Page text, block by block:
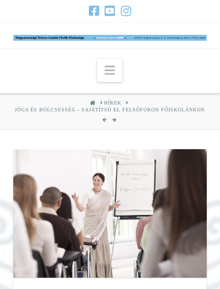
Navigation
HOMEHÍREK
JÓGA ÉS BÖLCSESSÉG - SAJÁTÍTSD EL FELSŐFOKON FŐISKOLÁNKON